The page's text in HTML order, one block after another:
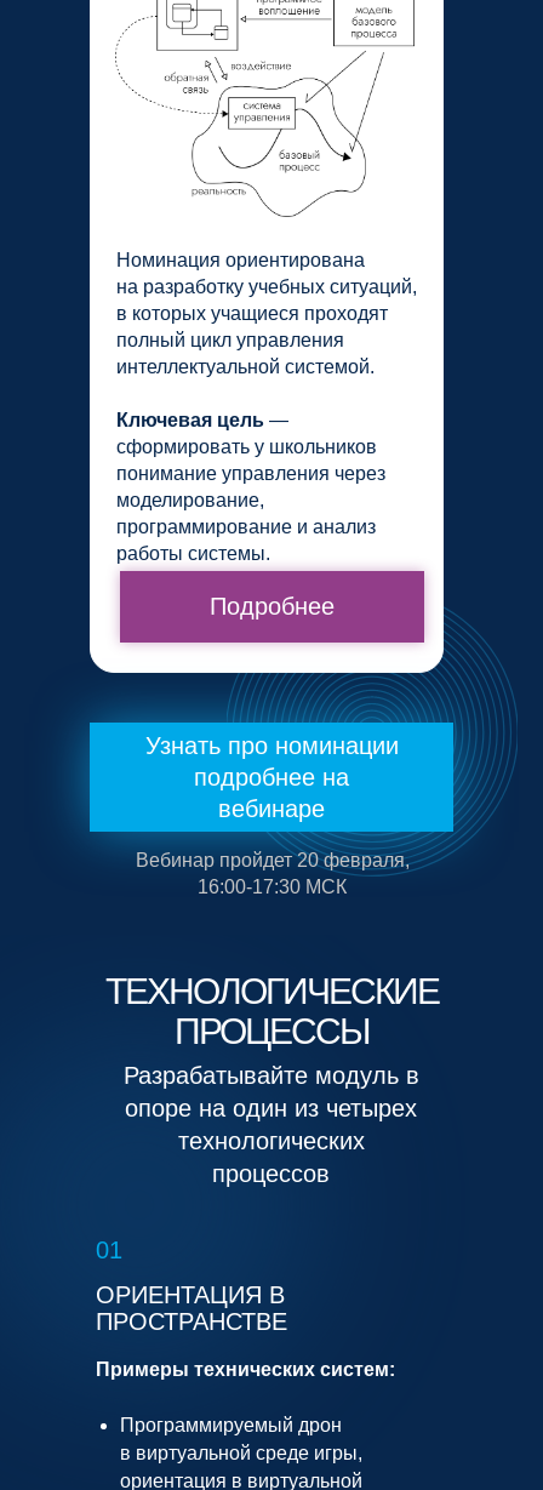
Номинация ориентирована
на разработку учебных ситуаций,
в которых учащиеся проходят
полный цикл управления
интеллектуальной системой.
Ключевая цель —
сформировать у школьников
понимание управления через
моделирование,
программирование и анализ
работы системы.
Подробнее
Узнать про номинации
подробнее на
вебинаре
Вебинар пройдет 20 февраля,
16:00-17:30 МСК
ТЕХНОЛОГИЧЕСКИЕ
ПРОЦЕССЫ
Разрабатывайте модуль в
опоре на один из четырех
технологических
процессов
ОРИЕНТАЦИЯ В
ПРОСТРАНСТВЕ
01
Примеры технических систем:
Программируемый дрон
в виртуальной среде игры,
ориентация в виртуальной